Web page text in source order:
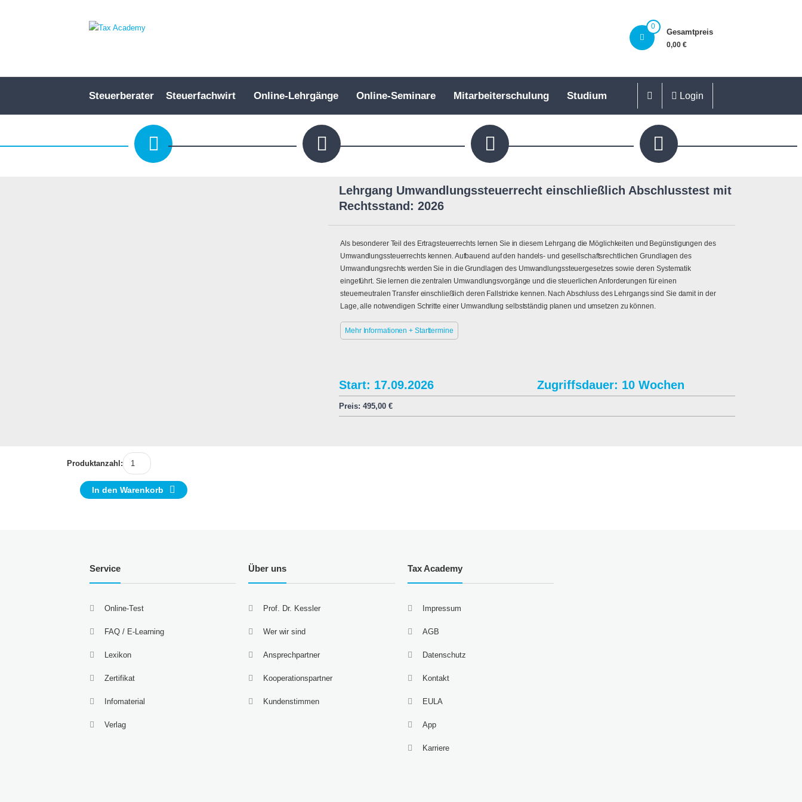
0
Gesamtpreis
0,00 €
Login
Steuerberater Steuerfachwirt Online-Lehrgänge Online-Seminare Mitarbeiterschulung Studium
Lehrgang Umwandlungssteuerrecht einschließlich Abschlusstest mit
Rechtsstand: 2026
Als besonderer Teil des Ertragsteuerrechts lernen Sie in diesem Lehrgang die Möglichkeiten und Begünstigungen des
Umwandlungssteuerrechts kennen. Aufbauend auf den handels- und gesellschaftsrechtlichen Grundlagen des
Umwandlungsrechts werden Sie in die Grundlagen des Umwandlungssteuergesetzes sowie deren Systematik
eingeführt. Sie lernen die zentralen Umwandlungsvorgänge und die steuerlichen Anforderungen für einen
steuerneutralen Transfer einschließlich deren Fallstricke kennen. Nach Abschluss des Lehrgangs sind Sie damit in der
Lage, alle notwendigen Schritte einer Umwandlung selbstständig planen und umsetzen zu können.
Mehr Informationen + Starttermine
Start: 17.09.2026 Zugriffsdauer: 10 Wochen
Preis: 495,00 €
Produktanzahl:
In den Warenkorb
Service
Online-Test
FAQ / E-Learning
Lexikon
Zertifikat
Infomaterial
Verlag
Über uns
Prof. Dr. Kessler
Wer wir sind
Ansprechpartner
Kooperationspartner
Kundenstimmen
Tax Academy
Impressum
AGB
Datenschutz
Kontakt
EULA
App
Karriere